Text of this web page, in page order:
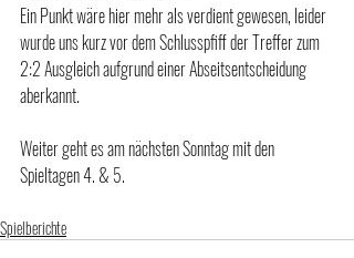
Ein Punkt wäre hier mehr als verdient gewesen, leider
wurde uns kurz vor dem Schlusspfiff der Treffer zum
2:2 Ausgleich aufgrund einer Abseitsentscheidung
aberkannt.
Weiter geht es am nächsten Sonntag mit den
Spieltagen 4. & 5.
Spielberichte